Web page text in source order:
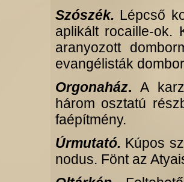
Szószék. Lépcső
aplikált rocaille-ok.
aranyozott
evangélisták
Orgonaház. A
három osztatú
faépítmény.
Úrmutató. Kúpos
nodus. Fönt az